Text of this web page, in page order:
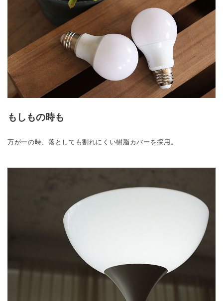
もしもの時も
万が一の時、落としても割れにくい樹脂カバーを採用。